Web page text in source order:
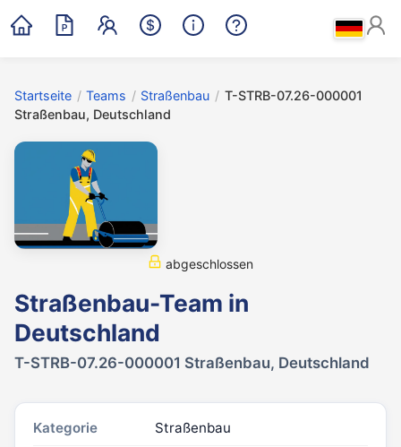
Startseite / Teams / Straßenbau / T-STRB-07.26-000001
Straßenbau, Deutschland
abgeschlossen
Straßenbau-Team in
Deutschland
T-STRB-07.26-000001 Straßenbau, Deutschland
Kategorie Straßenbau